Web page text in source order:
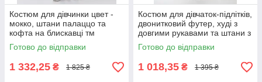
Костюм для дівчинки цвет -
мокко, штани палаццо та
кофта на блискавці тм
BossKids розмір 164
Готово до відправки
1 332,25 ₴ 1 825 ₴
Костюм для дівчаток-підлітків,
двонитковий футер, худі з
довгими рукавами та штани з
кишенями для спорту та
Готово до відправки
1 018,35 ₴ 1 395 ₴